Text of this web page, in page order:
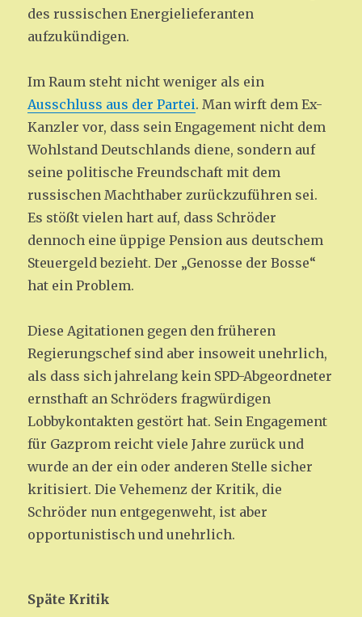
des russischen Energielieferanten
aufzukündigen.
Im Raum steht nicht weniger als ein
Ausschluss aus der Partei. Man wirft dem Ex-
Kanzler vor, dass sein Engagement nicht dem
Wohlstand Deutschlands diene, sondern auf
seine politische Freundschaft mit dem
russischen Machthaber zurückzuführen sei.
Es stößt vielen hart auf, dass Schröder
dennoch eine üppige Pension aus deutschem
Steuergeld bezieht. Der „Genosse der Bosse“
hat ein Problem.
Diese Agitationen gegen den früheren
Regierungschef sind aber insoweit unehrlich,
als dass sich jahrelang kein SPD-Abgeordneter
ernsthaft an Schröders fragwürdigen
Lobbykontakten gestört hat. Sein Engagement
für Gazprom reicht viele Jahre zurück und
wurde an der ein oder anderen Stelle sicher
kritisiert. Die Vehemenz der Kritik, die
Schröder nun entgegenweht, ist aber
opportunistisch und unehrlich.
Späte Kritik